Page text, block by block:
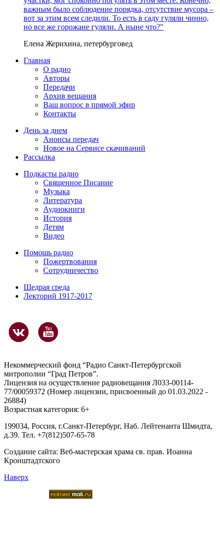
важным было соблюдение порядка, отсутствие мусора –
вот за этим всем следили. То есть в саду гуляли чинно,
но все же горожане гуляли. А ныне что?"
Елена Жерихина, петербурговед
Главная
О радио
Авторы
Передачи
Архив вещания
Ваш вопрос в прямой эфир
Контакты
День за днем
Анонсы передач
Новое на Сервисе скачиваний
Рассылка
Подкасты радио
Священное Писание
Музыка
Литература
Аудиокниги
История
Детям
Видео
Помощь радио
Пожертвования
Сотрудничество
Щедрая среда
Лекторий 1917-2017
Некоммерческий фонд “Радио Санкт-Петербургской
митрополии “Град Петров”.
Лицензия на осуществление радиовещания Л033-00114-
77/00059372 (Номер лицензии, присвоенный до 01.03.2022 -
26884)
Возрастная категория: 6+
199034, Россия, г.Санкт-Петербург, Наб. Лейтенанта Шмидта,
д.39. Тел. +7(812)507-65-78
Создание сайта: Веб-мастерская храма св. прав. Иоанна
Кронштадтского
Наверх